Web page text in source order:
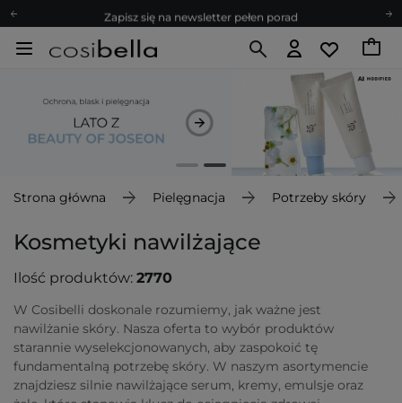
Zapisz się na newsletter pełen porad
Bezpłatne konsultacje kosmetologiczne
Poleć nas i zyskaj jeszcze więcej punktów
Zapisz się na newsletter pełen porad
Strona główna Pielęgnacja Potrzeby skóry
Kosmetyki nawilżające
Ilość produktów: 2770
W Cosibelli doskonale rozumiemy, jak ważne jest
nawilżanie skóry. Nasza oferta to wybór produktów
starannie wyselekcjonowanych, aby zaspokoić tę
fundamentalną potrzebę skóry. W naszym asortymencie
znajdziesz silnie nawilżające serum, kremy, emulsje oraz